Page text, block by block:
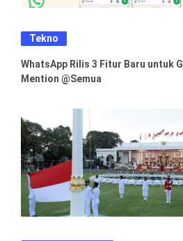
Tekno
WhatsApp Rilis 3 Fitur Baru untuk
Mention @Semua